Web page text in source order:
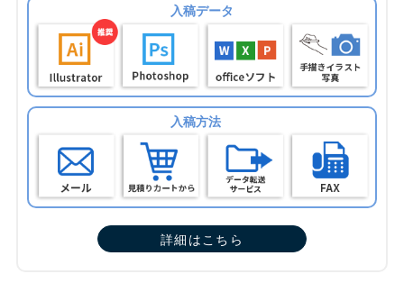
入稿データ
入稿方法
詳細はこちら